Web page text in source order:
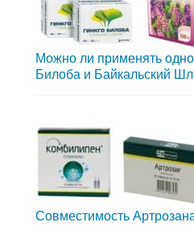
Можно ли применять
Билоба и Байкальский
Совместимость